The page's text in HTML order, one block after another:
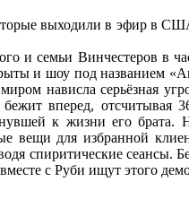
выходили в эфир в
и семьи Винчестеров в
и шоу под названием
нависла серьёзная
вперед, отсчитывая
к жизни его брата.
вещи для избранной
спиритические сеансы.
с Руби ищут этого